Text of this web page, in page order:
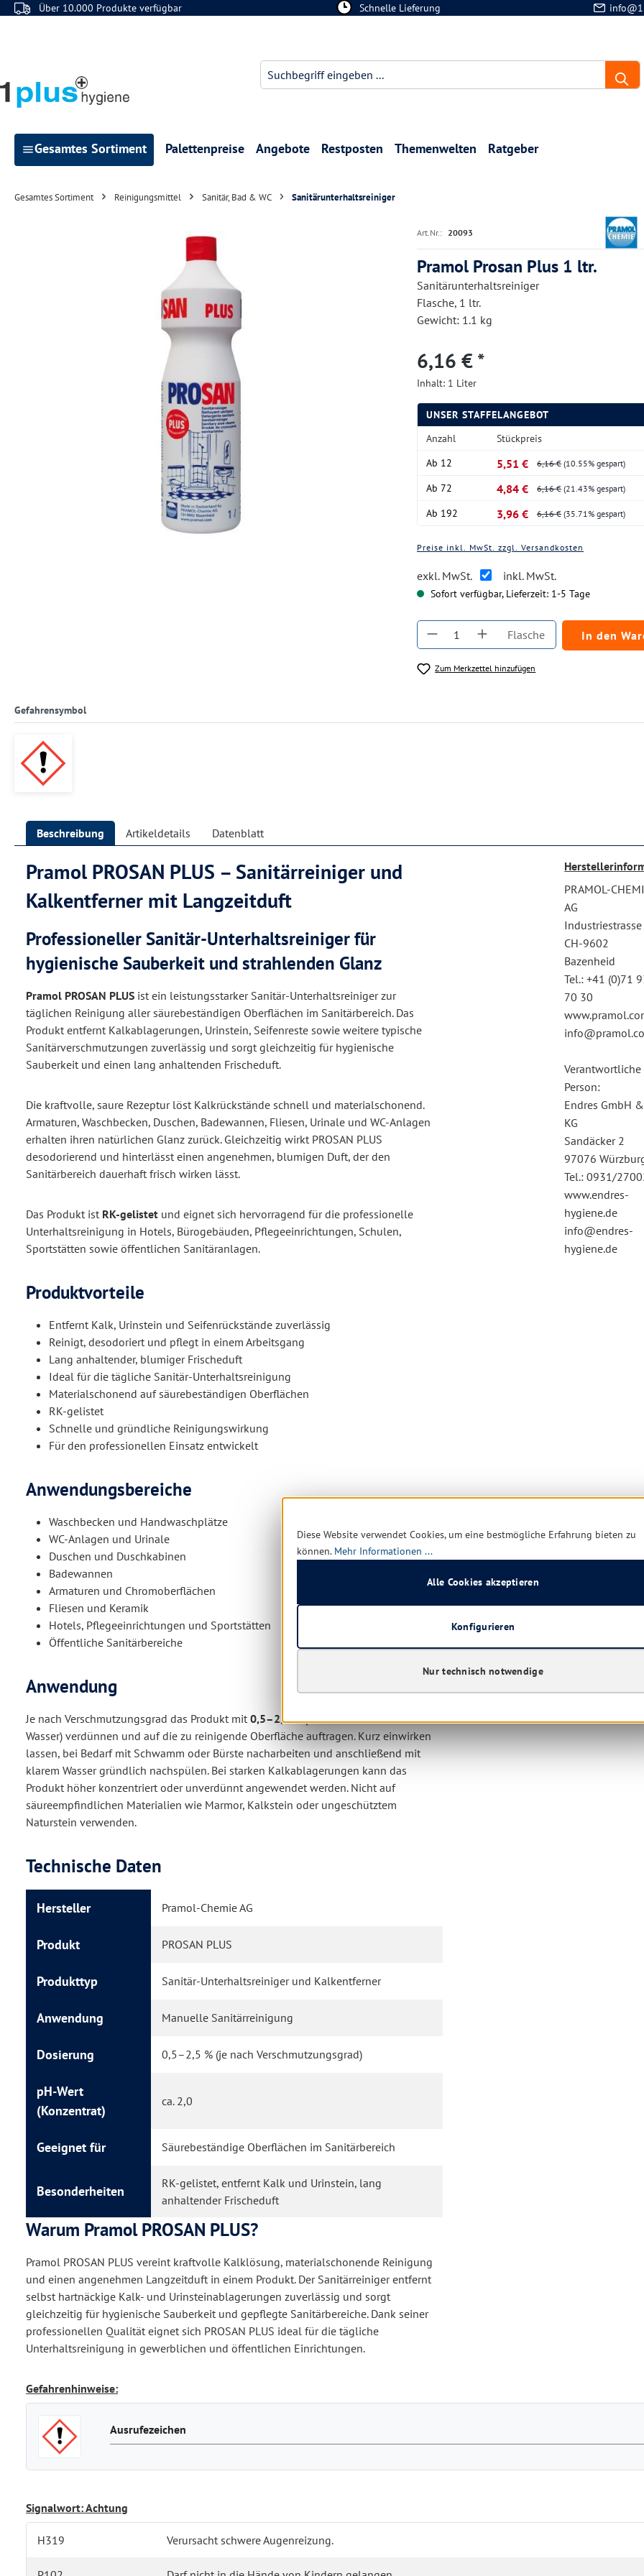
Hauptinhalt springen
Zur Suche springen
Zur Hauptnavigation springen
Über 10.000 Produkte verfügbar Schnelle Lieferung
Gesamtes Sortiment Palettenpreise Angebote Restposten Themenwelten Ratgeber
Gesamtes Sortiment Reinigungsmittel Sanitär, Bad & WC Sanitärunterhaltsreiniger
Art.Nr.: 20093
Pramol Prosan Plus 1 ltr.
Sanitärunterhaltsreiniger
Flasche, 1 ltr.
Gewicht: 1.1 kg
6,16 € *
Inhalt: 1 Liter
UNSER STAFFELANGEBOT
Anzahl
Stückpreis
Ab 12 5,51 € 6,16 € (10.55% gespart)
Ab 72 4,84 € 6,16 € (21.43% gespart)
Ab 192 3,96 € 6,16 € (35.71% gespart)
Preise inkl. MwSt. zzgl. Versandkosten
exkl. MwSt. inkl. MwSt.
Sofort verfügbar, Lieferzeit: 1-5 Tage
Produkt Anzahl: Gib den
Flasche In den
Zum Merkzettel hinzufügen
Gefahrensymbol
Beschreibung Artikeldetails Datenblatt
Pramol PROSAN PLUS – Sanitärreiniger und
Kalkentferner mit Langzeitduft
Professioneller Sanitär-Unterhaltsreiniger für
hygienische Sauberkeit und strahlenden Glanz
Pramol PROSAN PLUS ist ein leistungsstarker Sanitär-Unterhaltsreiniger zur
täglichen Reinigung aller säurebeständigen Oberflächen im Sanitärbereich. Das
Produkt entfernt Kalkablagerungen, Urinstein, Seifenreste sowie weitere typische
Sanitärverschmutzungen zuverlässig und sorgt gleichzeitig für hygienische
Sauberkeit und einen lang anhaltenden Frischeduft.
Die kraftvolle, saure Rezeptur löst Kalkrückstände schnell und materialschonend.
Armaturen, Waschbecken, Duschen, Badewannen, Fliesen, Urinale und WC-Anlagen
erhalten ihren natürlichen Glanz zurück. Gleichzeitig wirkt PROSAN PLUS
desodorierend und hinterlässt einen angenehmen, blumigen Duft, der den
Sanitärbereich dauerhaft frisch wirken lässt.
Das Produkt ist RK-gelistet und eignet sich hervorragend für die professionelle
Unterhaltsreinigung in Hotels, Bürogebäuden, Pflegeeinrichtungen, Schulen,
Sportstätten sowie öffentlichen Sanitäranlagen.
Produktvorteile
Entfernt Kalk, Urinstein und Seifenrückstände zuverlässig
Reinigt, desodoriert und pflegt in einem Arbeitsgang
Lang anhaltender, blumiger Frischeduft
Ideal für die tägliche Sanitär-Unterhaltsreinigung
Materialschonend auf säurebeständigen Oberflächen
RK-gelistet
Schnelle und gründliche Reinigungswirkung
Für den professionellen Einsatz entwickelt
Anwendungsbereiche
Waschbecken und Handwaschplätze
WC-Anlagen und Urinale
Duschen und Duschkabinen
Badewannen
Armaturen und Chromoberflächen
Fliesen und Keramik
Hotels, Pflegeeinrichtungen und Sportstätten
Öffentliche Sanitärbereiche
Anwendung
Je nach Verschmutzungsgrad das Produkt mit 0,5–2,5 %(50–250 ml auf 10 Liter
Wasser) verdünnen und auf die zu reinigende Oberfläche auftragen. Kurz einwirken
lassen, bei Bedarf mit Schwamm oder Bürste nacharbeiten und anschließend mit
klarem Wasser gründlich nachspülen. Bei starken Kalkablagerungen kann das
Produkt höher konzentriert oder unverdünnt angewendet werden. Nicht auf
säureempfindlichen Materialien wie Marmor, Kalkstein oder ungeschütztem
Naturstein verwenden.
Technische Daten
Hersteller Pramol-Chemie AG
Produkt PROSAN PLUS
Produkttyp Sanitär-Unterhaltsreiniger und Kalkentferner
Anwendung Manuelle Sanitärreinigung
Dosierung 0,5–2,5 % (je nach Verschmutzungsgrad)
pH-Wert
(Konzentrat)
ca. 2,0
Geeignet für Säurebeständige Oberflächen im Sanitärbereich
Besonderheiten
RK-gelistet, entfernt Kalk und Urinstein, lang
anhaltender Frischeduft
Warum Pramol PROSAN PLUS?
Pramol PROSAN PLUS vereint kraftvolle Kalklösung, materialschonende Reinigung
und einen angenehmen Langzeitduft in einem Produkt. Der Sanitärreiniger entfernt
selbst hartnäckige Kalk- und Urinsteinablagerungen zuverlässig und sorgt
gleichzeitig für hygienische Sauberkeit und gepflegte Sanitärbereiche. Dank seiner
professionellen Qualität eignet sich PROSAN PLUS ideal für die tägliche
Unterhaltsreinigung in gewerblichen und öffentlichen Einrichtungen.
PRAMOL-
AG
Industriestrasse
CH-9602
Bazenheid
Tel.: +41 (0)71
70 30
Verantwortliche
Person:
Endres GmbH
KG
Sandäcker 2
97076
Tel.: 0931/
www.endres-
hygiene.de
info@endres-
hygiene.de
Gefahrenhinweise:
Ausrufezeichen
Signalwort: Achtung
H319 Verursacht schwere Augenreizung.
Diese Website verwendet Cookies, um eine bestmögliche Erfahrung bieten zu
können. Mehr Informationen ...
Nur technisch notwendige
Konfigurieren
Alle Cookies akzeptieren